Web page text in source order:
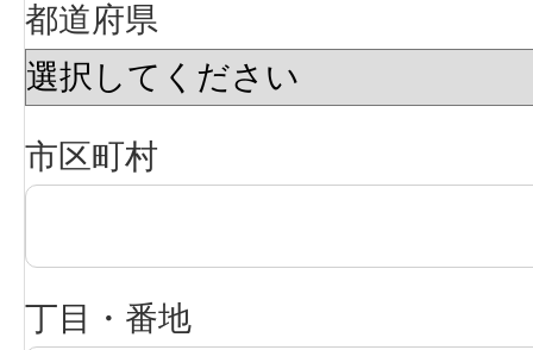
都道府県
市区町村
丁目・番地